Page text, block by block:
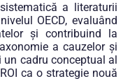
a literaturii
OECD, evaluând
și contribuind la
a cauzelor și
cadru conceptual al
ca o strategie nouă